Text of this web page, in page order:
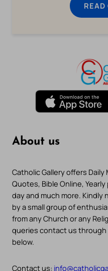
READ
About us
Catholic Gallery offers Daily
Quotes, Bible Online,
day and much more.
by a small group of
from any Church or any
queries contact us through
below.
Contact us: